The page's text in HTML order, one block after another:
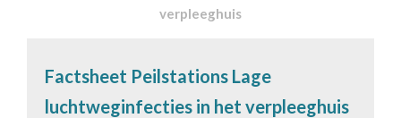
verpleeghuis
Factsheet Peilstations Lage
luchtweginfecties in het verpleeghuis